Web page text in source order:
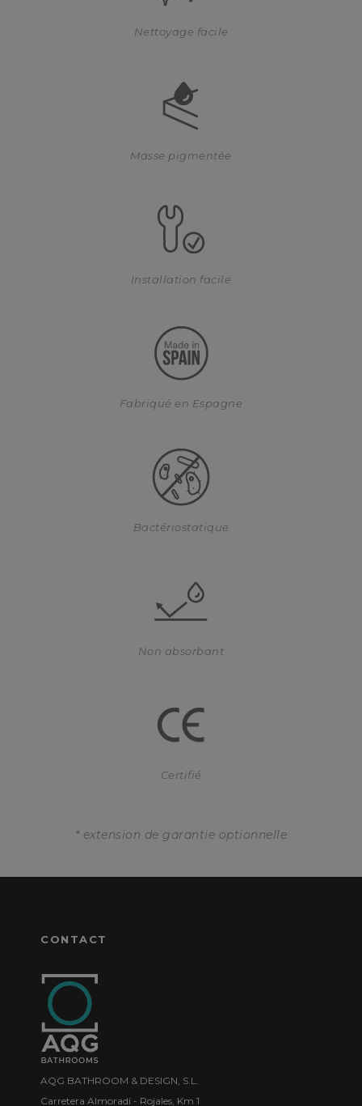
Nettoyage facile
Masse pigmentée
Installation facile
Fabriqué en Espagne
Bactériostatique
Non absorbant
Certifié
* extension de garantie optionnelle
CONTACT
AQG BATHROOM & DESIGN, S.L.
Carretera Almoradí - Rojales, Km 1